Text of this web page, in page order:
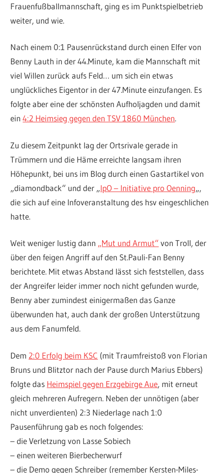
Frauenfußballmannschaft, ging es im Punktspielbetrieb
weiter, und wie.
Nach einem 0:1 Pausenrückstand durch einen Elfer von
Benny Lauth in der 44.Minute, kam die Mannschaft mit
viel Willen zurück aufs Feld… um sich ein etwas
unglückliches Eigentor in der 47.Minute einzufangen. Es
folgte aber eine der schönsten Aufholjagden und damit
ein4:2 Heimsieg gegen den TSV 1860 München.
Zu diesem Zeitpunkt lag der Ortsrivale gerade in
Trümmern und die Häme erreichte langsam ihren
Höhepunkt, bei uns im Blog durch einen Gastartikel von
„diamondback“ und der „IpO – Initiative pro Oenning„,
die sich auf eine Infoveranstaltung des hsv eingeschlichen
hatte.
Weit weniger lustig dann „Mut und Armut“ von Troll, der
über den feigen Angriff auf den St.Pauli-Fan Benny
berichtete. Mit etwas Abstand lässt sich feststellen, dass
der Angreifer leider immer noch nicht gefunden wurde,
Benny aber zumindest einigermaßen das Ganze
überwunden hat, auch dank der großen Unterstützung
aus dem Fanumfeld.
Dem 2:0 Erfolg beim KSC (mit Traumfreistoß von Florian
Bruns und Blitztor nach der Pause durch Marius Ebbers)
folgte das Heimspiel gegen Erzgebirge Aue, mit erneut
gleich mehreren Aufregern. Neben der unnötigen (aber
nicht unverdienten) 2:3 Niederlage nach 1:0
Pausenführung gab es noch folgendes:
– die Verletzung von Lasse Sobiech
– einen weiteren Bierbecherwurf
– die Demo gegen Schreiber (remember Kersten-Miles-